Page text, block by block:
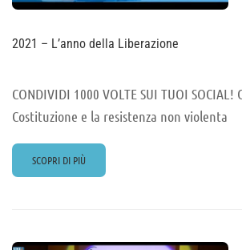
2021 – L’anno della Liberazione
CONDIVIDI 1000 VOLTE SUI TUOI SOCIAL!
Costituzione e la resistenza non violenta
READ
MORE
L’ANNO
SCOPRI DI PIÙ